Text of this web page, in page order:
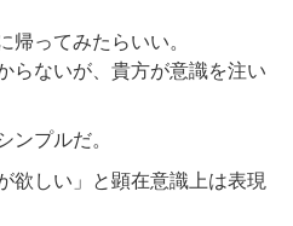
帰ってみたらいい。
らないが、貴方が意識を注い
ンプルだ。
欲しい」と顕在意識上は表現